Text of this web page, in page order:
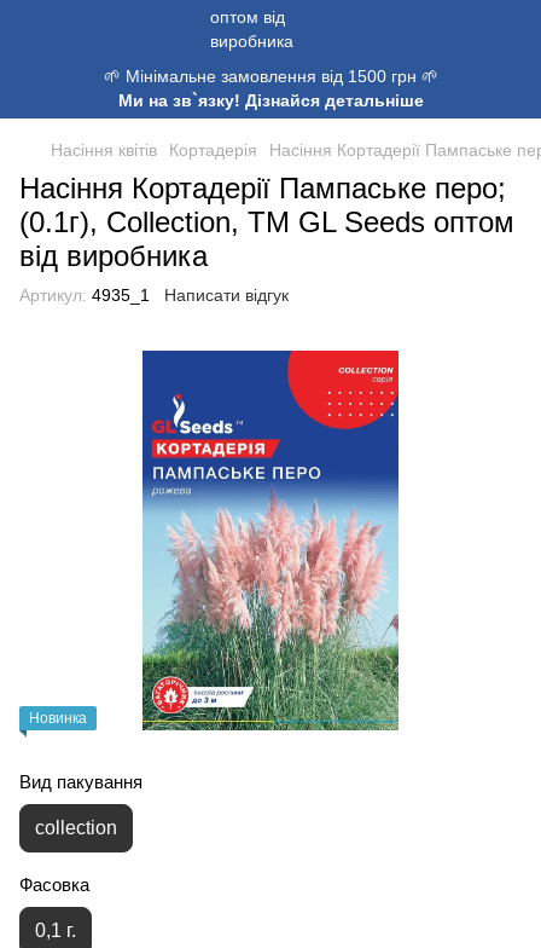
🌱 Мінімальне замовлення від 1500 грн 🌱
Ми на зв`язку! Дізнайся детальніше
Насіння квітів Кортадерія Насіння Кортадерії Пампаське
Насіння Кортадерії Пампаське перо;
(0.1г), Collection, TM GL Seeds оптом
від виробника
Артикул: 4935_1 Написати відгук
Новинка
Вид пакування
collection
Фасовка
0,1 г.